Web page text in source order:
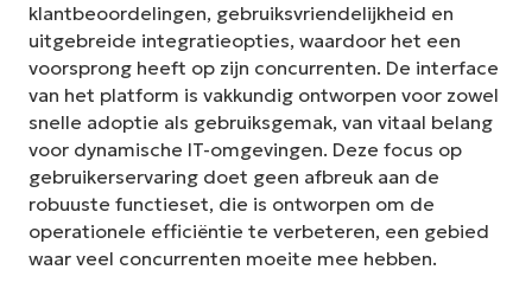
klantbeoordelingen, gebruiksvriendelijkheid en
uitgebreide integratieopties, waardoor het een
voorsprong heeft op zijn concurrenten. De interface
van het platform is vakkundig ontworpen voor zowel
snelle adoptie als gebruiksgemak, van vitaal belang
voor dynamische IT-omgevingen. Deze focus op
gebruikerservaring doet geen afbreuk aan de
robuuste functieset, die is ontworpen om de
operationele efficiëntie te verbeteren, een gebied
waar veel concurrenten moeite mee hebben.